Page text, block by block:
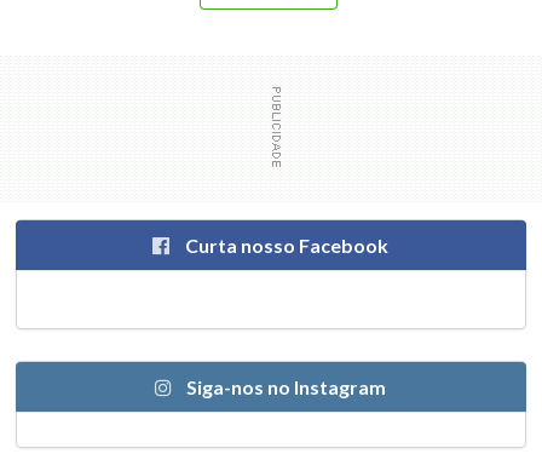
Curta nosso Facebook
Siga-nos no Instagram